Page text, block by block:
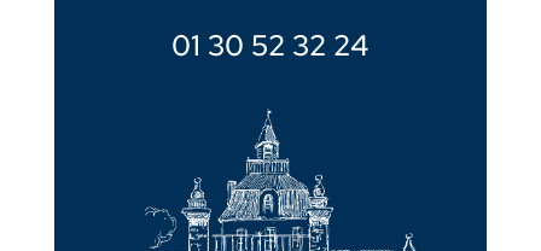
01 30 52 32 24